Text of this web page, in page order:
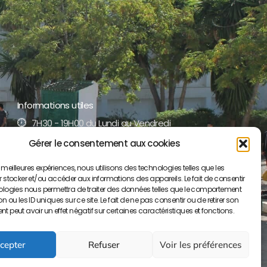
Gérer le consentement aux cookies
meilleures expériences, nous utilisons des technologies telles que les
stocker et/ou accéder aux informations des appareils. Le fait de consentir
nous permettra de traiter des données telles que le comportement
ou les ID uniques sur ce site. Le fait de ne pas consentir ou de retirer son
peut avoir un effet négatif sur certaines caractéristiques et fonctions.
Refuser Voir les préférences
Informations utiles
7H30 - 19H00 du Lundi au Vendredi
+212 5 35 52 17 51 /52
contact@lyceepaulvalery-ma.org
Boulevard Moulay Youssef BP S/34, 50000
Meknès